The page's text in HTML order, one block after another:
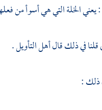
الخلة التي هي أسوأ من
في ذلك قال أهل التأويل .
ذلك :